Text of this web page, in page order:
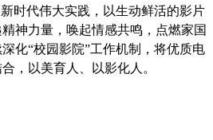
时代伟大实践，以生动鲜活的影片
神力量，唤起情感共鸣，点燃家国
化“校园影院”工作机制，将优质电
，以美育人、以影化人。